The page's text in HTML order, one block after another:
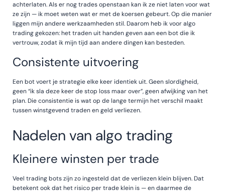
achterlaten. Als er nog trades openstaan kan ik ze niet laten voor wat
ze zijn — ik moet weten wat er met de koersen gebeurt. Op die manier
liggen mijn andere werkzaamheden stil. Daarom heb ik voor algo
trading gekozen: het traden uit handen geven aan een bot die ik
vertrouw, zodat ik mijn tijd aan andere dingen kan besteden.
Consistente uitvoering
Een bot voert je strategie elke keer identiek uit. Geen slordigheid,
geen “ik sla deze keer de stop loss maar over”, geen afwijking van het
plan. Die consistentie is wat op de lange termijn het verschil maakt
tussen winstgevend traden en geld verliezen.
Nadelen van algo trading
Kleinere winsten per trade
Veel trading bots zijn zo ingesteld dat de verliezen klein blijven. Dat
betekent ook dat het risico per trade klein is — en daarmee de